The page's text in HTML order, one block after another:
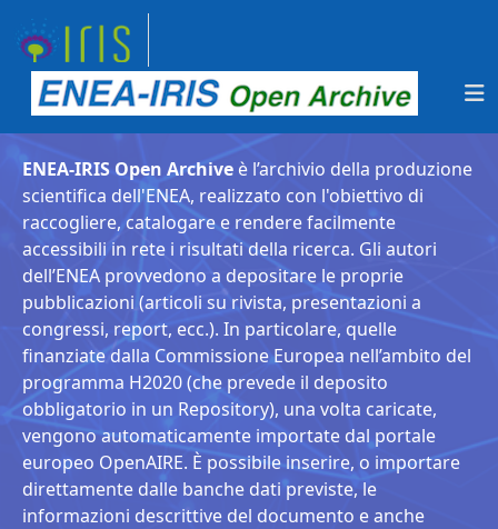
ENEA-IRIS Open Archive è l’archivio della produzione
scientifica dell'ENEA, realizzato con l'obiettivo di
raccogliere, catalogare e rendere facilmente
accessibili in rete i risultati della ricerca. Gli autori
dell’ENEA provvedono a depositare le proprie
pubblicazioni (articoli su rivista, presentazioni a
congressi, report, ecc.). In particolare, quelle
finanziate dalla Commissione Europea nell’ambito del
programma H2020 (che prevede il deposito
obbligatorio in un Repository), una volta caricate,
vengono automaticamente importate dal portale
europeo OpenAIRE. È possibile inserire, o importare
direttamente dalle banche dati previste, le
informazioni descrittive del documento e anche